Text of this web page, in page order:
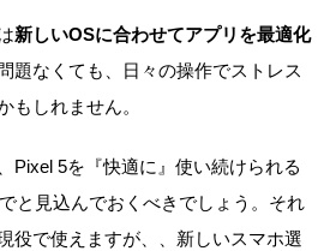
新しいOSに合わせてアプリを最適化
題なくても、日々の操作でストレス
もしれません。
Pixel 5を『快適に』使い続けられる
と見込んでおくべきでしょう。それ
役で使えますが、、新しいスマホ選